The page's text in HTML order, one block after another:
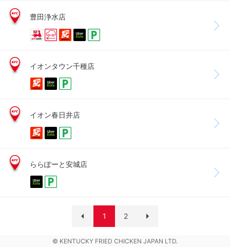
豊田浄水店
イオンタウン千種店
イオン春日井店
ららぽーと安城店
1 2
© KENTUCKY FRIED CHICKEN JAPAN LTD.